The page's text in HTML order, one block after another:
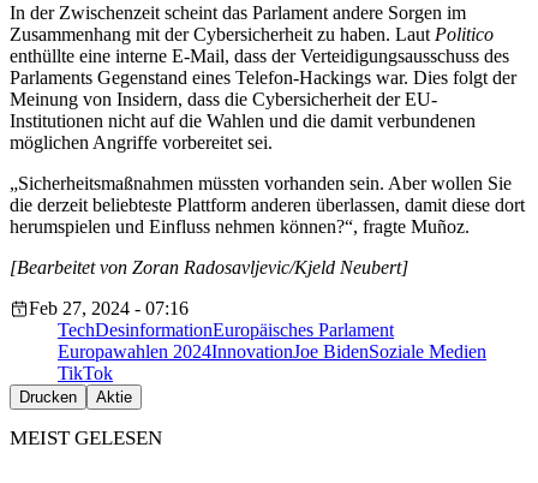
In der Zwischenzeit scheint das Parlament andere Sorgen im
Zusammenhang mit der Cybersicherheit zu haben. Laut Politico
enthüllte eine interne E-Mail, dass der Verteidigungsausschuss des
Parlaments Gegenstand eines Telefon-Hackings war. Dies folgt der
Meinung von Insidern, dass die Cybersicherheit der EU-
Institutionen nicht auf die Wahlen und die damit verbundenen
möglichen Angriffe vorbereitet sei.
„Sicherheitsmaßnahmen müssten vorhanden sein. Aber wollen Sie
die derzeit beliebteste Plattform anderen überlassen, damit diese dort
herumspielen und Einfluss nehmen können?“, fragte Muñoz.
[Bearbeitet von Zoran Radosavljevic/Kjeld Neubert]
Feb 27, 2024 - 07:16
TechDesinformationEuropäisches Parlament
Europawahlen 2024InnovationJoe BidenSoziale Medien
TikTok
Drucken Aktie
MEIST GELESEN